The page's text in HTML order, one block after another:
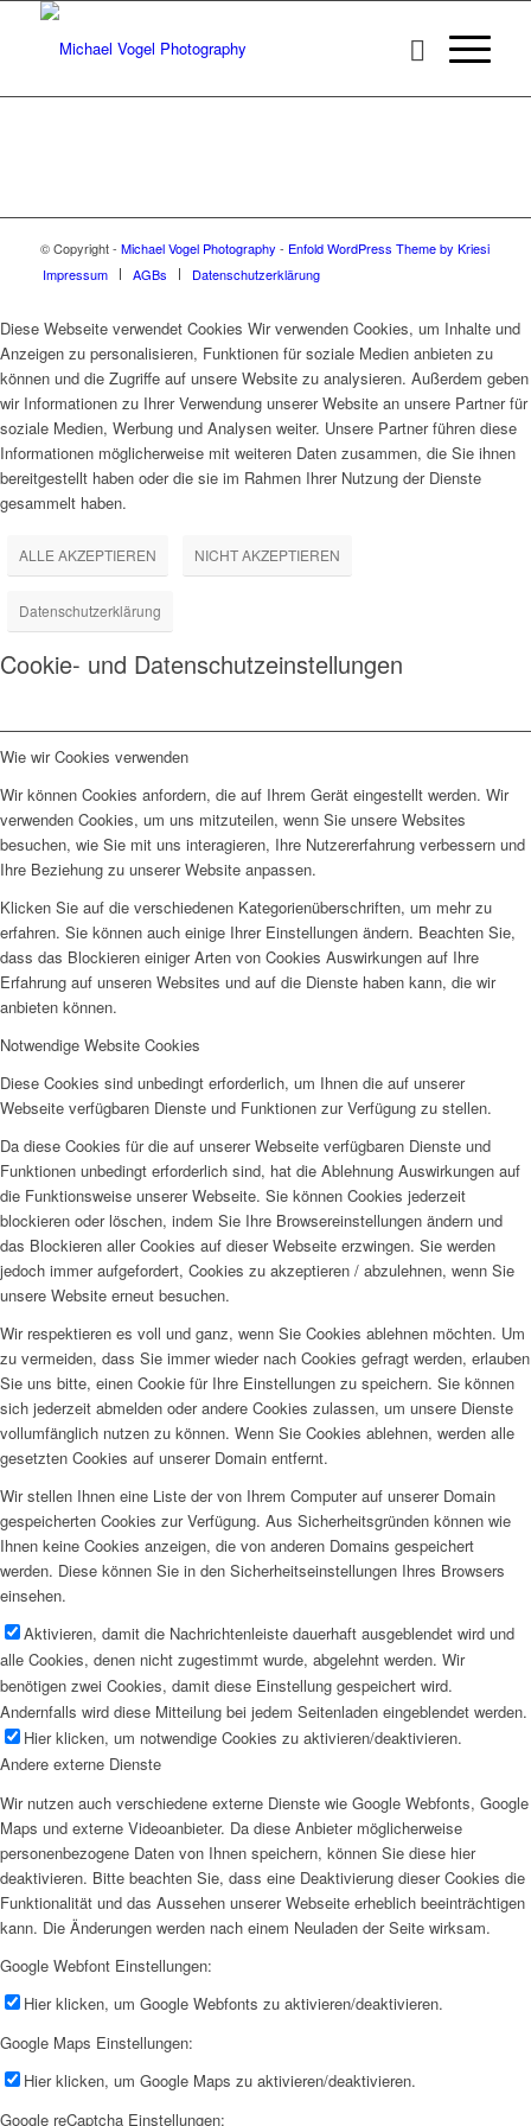
© Copyright - Michael Vogel Photography - Enfold WordPress Theme by Kriesi
Impressum
AGBs Datenschutzerklärung
Diese Webseite verwendet Cookies Wir verwenden Cookies, um Inhalte und
Anzeigen zu personalisieren, Funktionen für soziale Medien anbieten zu
können und die Zugriffe auf unsere Website zu analysieren. Außerdem geben
wir Informationen zu Ihrer Verwendung unserer Website an unsere Partner für
soziale Medien, Werbung und Analysen weiter. Unsere Partner führen diese
Informationen möglicherweise mit weiteren Daten zusammen, die Sie ihnen
bereitgestellt haben oder die sie im Rahmen Ihrer Nutzung der Dienste
gesammelt haben.
ALLE AKZEPTIEREN NICHT AKZEPTIEREN
Datenschutzerklärung
Cookie- und Datenschutzeinstellungen
Wie wir Cookies verwenden
Wir können Cookies anfordern, die auf Ihrem Gerät eingestellt werden. Wir
verwenden Cookies, um uns mitzuteilen, wenn Sie unsere Websites
besuchen, wie Sie mit uns interagieren, Ihre Nutzererfahrung verbessern und
Ihre Beziehung zu unserer Website anpassen.
Klicken Sie auf die verschiedenen Kategorienüberschriften, um mehr zu
erfahren. Sie können auch einige Ihrer Einstellungen ändern. Beachten Sie,
dass das Blockieren einiger Arten von Cookies Auswirkungen auf Ihre
Erfahrung auf unseren Websites und auf die Dienste haben kann, die wir
anbieten können.
Notwendige Website Cookies
Diese Cookies sind unbedingt erforderlich, um Ihnen die auf unserer
Webseite verfügbaren Dienste und Funktionen zur Verfügung zu stellen.
Da diese Cookies für die auf unserer Webseite verfügbaren Dienste und
Funktionen unbedingt erforderlich sind, hat die Ablehnung Auswirkungen auf
die Funktionsweise unserer Webseite. Sie können Cookies jederzeit
blockieren oder löschen, indem Sie Ihre Browsereinstellungen ändern und
das Blockieren aller Cookies auf dieser Webseite erzwingen. Sie werden
jedoch immer aufgefordert, Cookies zu akzeptieren / abzulehnen, wenn Sie
unsere Website erneut besuchen.
Wir respektieren es voll und ganz, wenn Sie Cookies ablehnen möchten. Um
zu vermeiden, dass Sie immer wieder nach Cookies gefragt werden, erlauben
Sie uns bitte, einen Cookie für Ihre Einstellungen zu speichern. Sie können
sich jederzeit abmelden oder andere Cookies zulassen, um unsere Dienste
vollumfänglich nutzen zu können. Wenn Sie Cookies ablehnen, werden alle
gesetzten Cookies auf unserer Domain entfernt.
Wir stellen Ihnen eine Liste der von Ihrem Computer auf unserer Domain
gespeicherten Cookies zur Verfügung. Aus Sicherheitsgründen können wie
Ihnen keine Cookies anzeigen, die von anderen Domains gespeichert
werden. Diese können Sie in den Sicherheitseinstellungen Ihres Browsers
einsehen.
Aktivieren, damit die Nachrichtenleiste dauerhaft ausgeblendet wird und
alle Cookies, denen nicht zugestimmt wurde, abgelehnt werden. Wir
benötigen zwei Cookies, damit diese Einstellung gespeichert wird.
Andernfalls wird diese Mitteilung bei jedem Seitenladen eingeblendet werden.
Hier klicken, um notwendige Cookies zu aktivieren/deaktivieren.
Andere externe Dienste
Wir nutzen auch verschiedene externe Dienste wie Google Webfonts, Google
Maps und externe Videoanbieter. Da diese Anbieter möglicherweise
personenbezogene Daten von Ihnen speichern, können Sie diese hier
deaktivieren. Bitte beachten Sie, dass eine Deaktivierung dieser Cookies die
Funktionalität und das Aussehen unserer Webseite erheblich beeinträchtigen
kann. Die Änderungen werden nach einem Neuladen der Seite wirksam.
Google Webfont Einstellungen:
Hier klicken, um Google Webfonts zu aktivieren/deaktivieren.
Google Maps Einstellungen:
Hier klicken, um Google Maps zu aktivieren/deaktivieren.
Google reCaptcha Einstellungen: